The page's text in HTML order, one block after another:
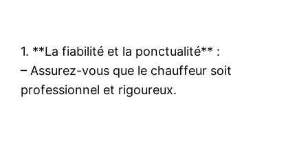
1. **La fiabilité et la ponctualité** :
– Assurez-vous que le chauffeur soit
professionnel et rigoureux.